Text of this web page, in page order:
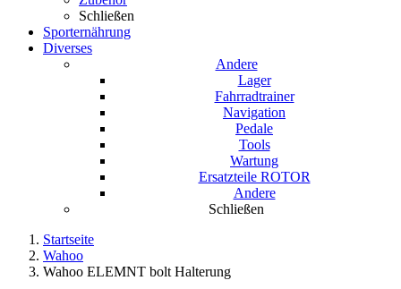
Schließen
Sporternährung
Diverses
Andere
Lager
Fahrradtrainer
Navigation
Pedale
Tools
Wartung
Ersatzteile ROTOR
Andere
Schließen
Startseite
Wahoo
Wahoo ELEMNT bolt Halterung